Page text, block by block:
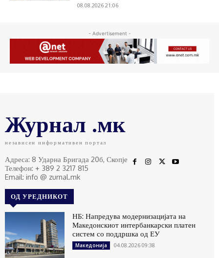
08.08.2026 21:06
- Advertisement -
Журнал .мк
независен информативен портал
Адреса: 8 Ударна Бригада 20б, Скопје
Телефон: + 389 2 3217 815
Email: info @ zurnal.mk
ОД УРЕДНИКОТ
НБ: Напредува модернизацијата на
Македонскиот интербанкарски платен
систем со поддршка од ЕУ
Македонија 04.08.2026 09:38